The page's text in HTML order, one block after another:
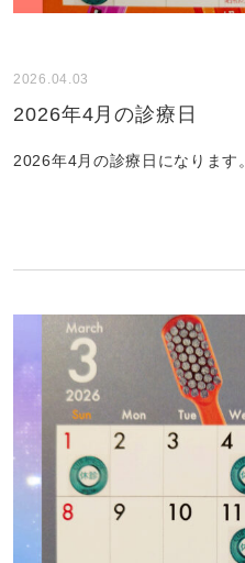
2026.04.03
2026年4月の診療日
2026年4月の診療日になります